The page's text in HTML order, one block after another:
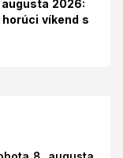
2026:
víkend s